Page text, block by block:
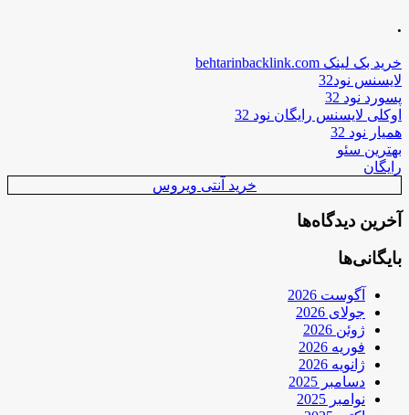
.
خرید بک لینک behtarinbacklink.com
لایسنس نود32
پسورد نود 32
اوکلی لایسنس رایگان نود 32
همیار نود 32
بهترین سئو
رایگان
خرید آنتی ویروس
آخرین دیدگاه‌ها
بایگانی‌ها
آگوست 2026
جولای 2026
ژوئن 2026
فوریه 2026
ژانویه 2026
دسامبر 2025
نوامبر 2025